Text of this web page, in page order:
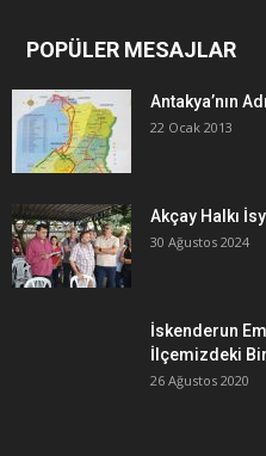
POPÜLER MESAJLAR
Antakya’nın
22 Ocak 2013
Akçay Halkı
30 Ağustos 2024
İskenderun
İlçemizdeki
26 Ağustos 2020